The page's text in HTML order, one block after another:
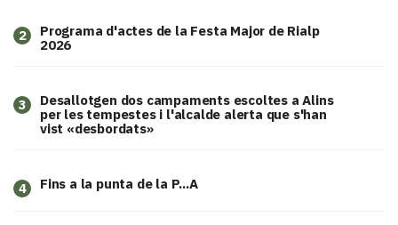
2
Programa d'actes de la Festa Major de Rialp
2026
3
​Desallotgen dos campaments escoltes a Alins
per les tempestes i l'alcalde alerta que s'han
vist «desbordats»
4 Fins a la punta de la P...A